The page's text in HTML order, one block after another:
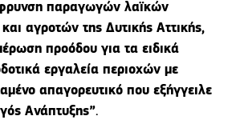
παραγωγών λαϊκών
αγροτών της Δυτικής Αττικής,
προόδου για τα ειδικά
εργαλεία περιοχών με
απαγορευτικό που εξήγγειλε
Ανάπτυξης”.